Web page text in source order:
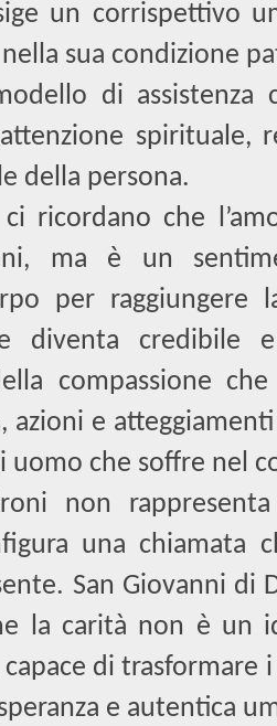
un corrispettivo
sua condizione
di assistenza
spirituale,
della persona.
ricordano che
ma è un
per raggiungere
diventa credibile
compassione
azioni e
uomo che soffre nel
non
una chiamata
San Giovanni di
la carità non è un
di trasformare
e autentica